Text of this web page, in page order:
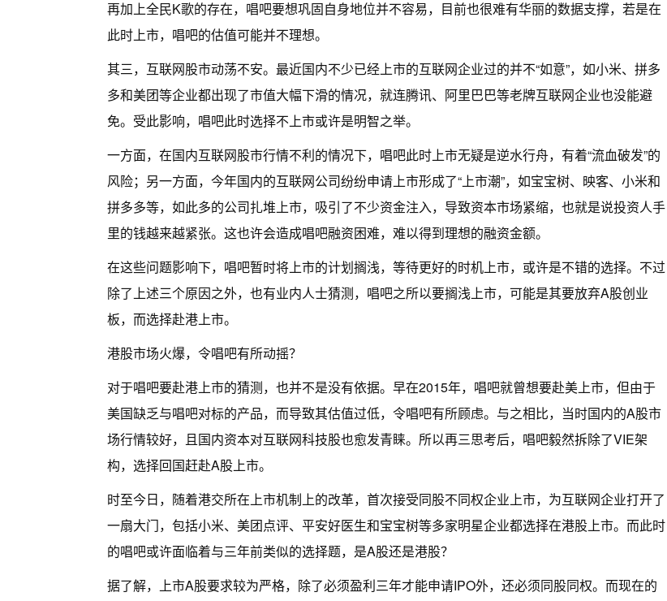
再加上全民K歌的存在，唱吧要想巩固自身地位并不容易，目前也很难有华丽的数据支撑，若是在
此时上市，唱吧的估值可能并不理想。
其三，互联网股市动荡不安。最近国内不少已经上市的互联网企业过的并不“如意”，如小米、拼多
多和美团等企业都出现了市值大幅下滑的情况，就连腾讯、阿里巴巴等老牌互联网企业也没能避
免。受此影响，唱吧此时选择不上市或许是明智之举。
一方面，在国内互联网股市行情不利的情况下，唱吧此时上市无疑是逆水行舟，有着“流血破发”的
风险；另一方面，今年国内的互联网公司纷纷申请上市形成了“上市潮”，如宝宝树、映客、小米和
拼多多等，如此多的公司扎堆上市，吸引了不少资金注入，导致资本市场紧缩，也就是说投资人手
里的钱越来越紧张。这也许会造成唱吧融资困难，难以得到理想的融资金额。
在这些问题影响下，唱吧暂时将上市的计划搁浅，等待更好的时机上市，或许是不错的选择。不过
除了上述三个原因之外，也有业内人士猜测，唱吧之所以要搁浅上市，可能是其要放弃A股创业
板，而选择赴港上市。
港股市场火爆，令唱吧有所动摇？
对于唱吧要赴港上市的猜测，也并不是没有依据。早在2015年，唱吧就曾想要赴美上市，但由于
美国缺乏与唱吧对标的产品，而导致其估值过低，令唱吧有所顾虑。与之相比，当时国内的A股市
场行情较好，且国内资本对互联网科技股也愈发青睐。所以再三思考后，唱吧毅然拆除了VIE架
构，选择回国赶赴A股上市。
时至今日，随着港交所在上市机制上的改革，首次接受同股不同权企业上市，为互联网企业打开了
一扇大门，包括小米、美团点评、平安好医生和宝宝树等多家明星企业都选择在港股上市。而此时
的唱吧或许面临着与三年前类似的选择题，是A股还是港股？
据了解，上市A股要求较为严格，除了必须盈利三年才能申请IPO外，还必须同股同权。而现在的